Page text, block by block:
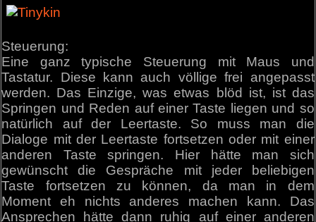
Steuerung:
Eine ganz typische Steuerung mit Maus und
Tastatur. Diese kann auch völlige frei angepasst
werden. Das Einzige, was etwas blöd ist, ist das
Springen und Reden auf einer Taste liegen und so
natürlich auf der Leertaste. So muss man die
Dialoge mit der Leertaste fortsetzen oder mit einer
anderen Taste springen. Hier hätte man sich
gewünscht die Gespräche mit jeder beliebigen
Taste fortsetzen zu können, da man in dem
Moment eh nichts anderes machen kann. Das
Ansprechen hätte dann ruhig auf einer anderen